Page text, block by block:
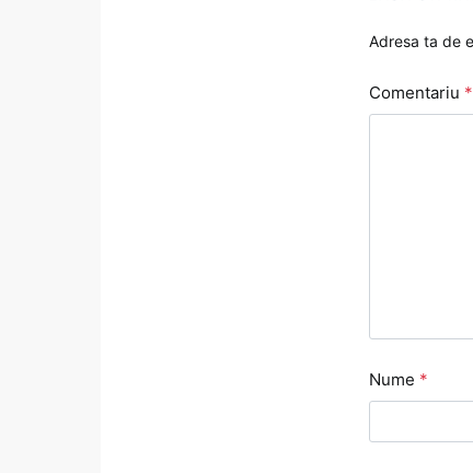
Adresa ta de
Comentariu *
Nume *